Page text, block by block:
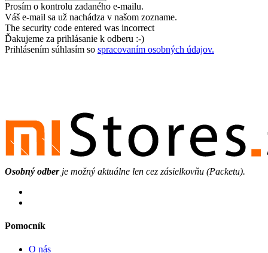
Prosím o kontrolu zadaného e-mailu.
Váš e-mail sa už nachádza v našom zozname.
The security code entered was incorrect
Ďakujeme za prihlásanie k odberu :-)
Prihlásením súhlasím so spracovaním osobných údajov.
Osobný odberje možný aktuálne len cez zásielkovňu (Packetu).
Pomocník
O nás